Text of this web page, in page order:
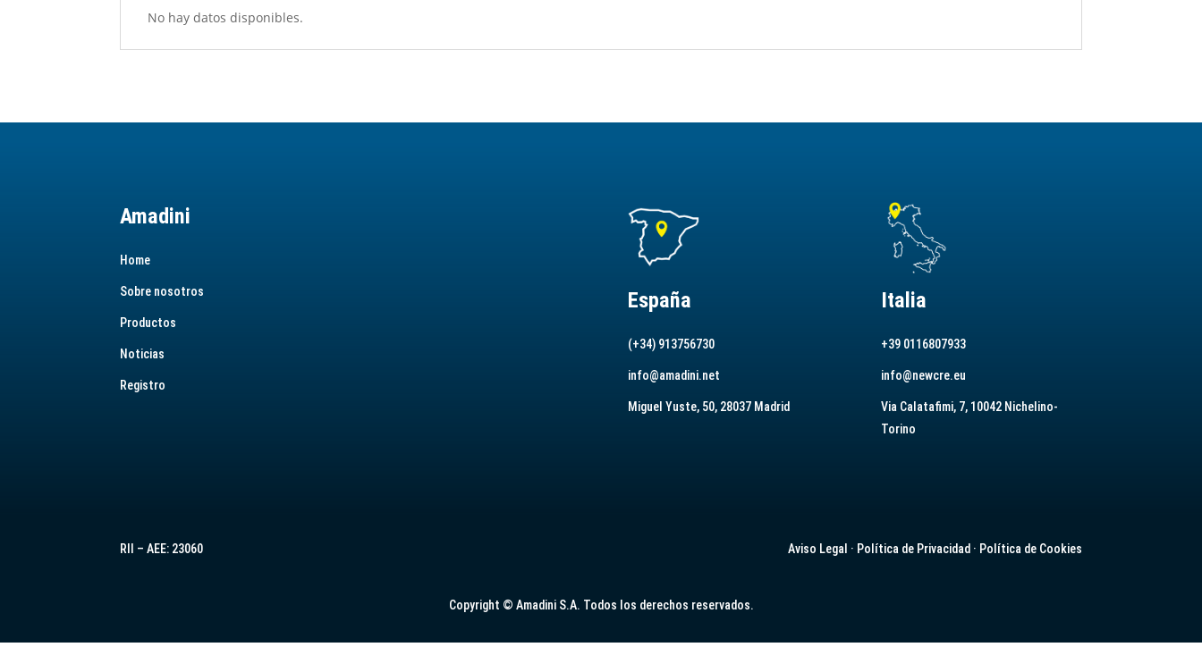
No hay datos disponibles.
Amadini
Home
Sobre nosotros
Productos
Noticias
Registro
España
(+34) 913756730
info@amadini.net
Miguel Yuste, 50, 28037 Madrid
Italia
+39 0116807933
info@newcre.eu
Via Calatafimi, 7, 10042 Nichelino-
Torino
RII – AEE: 23060 Aviso Legal · Política de Privacidad· Política de Cookies
Copyright © Amadini S.A. Todos los derechos reservados.